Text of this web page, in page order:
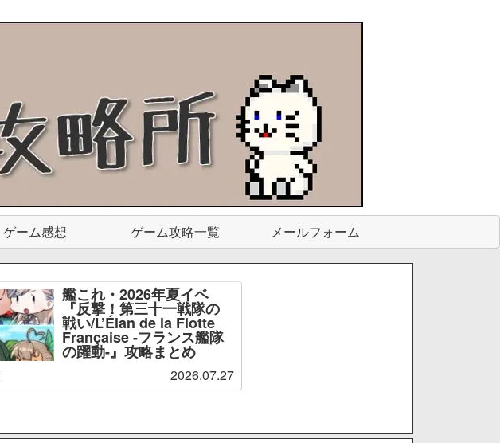
ゲーム感想 ゲーム攻略一覧 メールフォーム
艦これ・2026年夏イベ
『反撃！第三十一戦隊の
戦い/L’Élan de la Flotte
Française -フランス艦隊
の躍動-』攻略まとめ
2026.07.27